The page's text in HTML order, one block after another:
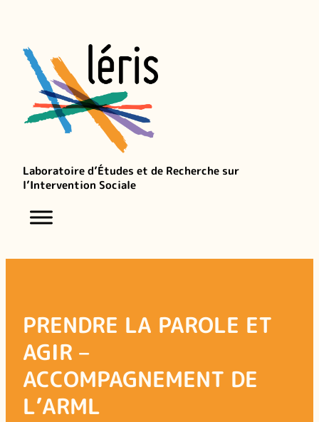
contenu
Laboratoire d’Études et de Recherche sur
l’Intervention Sociale
PRENDRE LA PAROLE ET
AGIR –
ACCOMPAGNEMENT DE
L’ARML